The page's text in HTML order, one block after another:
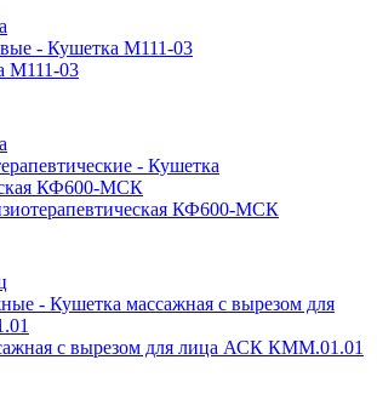
М111-03
КФ600-МСК
с вырезом для лица АСК КММ.01.01